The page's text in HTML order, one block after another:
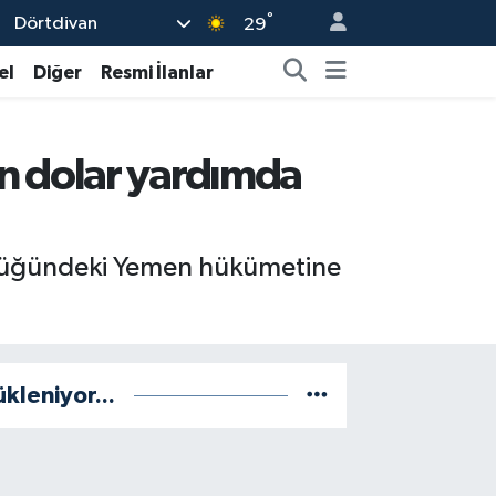
Dörtdivan 29°
Diğer Resmi İlanlar
dolar yardımda
Yemen hükümetine